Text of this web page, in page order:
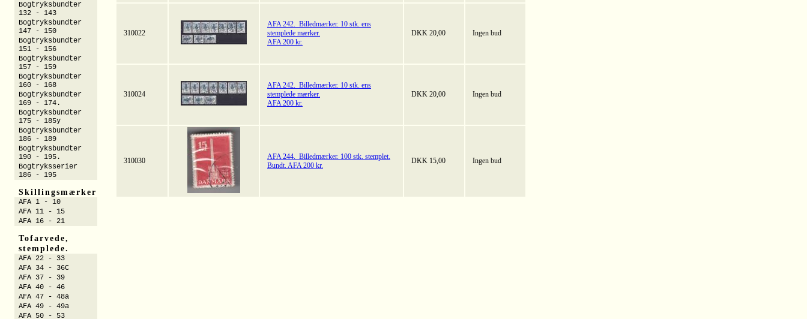
310022
AFA 242. Billedmærker. 10 stk. ens
stemplede mærker.
AFA 200 kr.
DKK 20,00 Ingen bud
310024
AFA 242. Billedmærker. 10 stk. ens
stemplede mærker.
AFA 200 kr.
DKK 20,00 Ingen bud
310030
AFA 244. Billedmærker. 100 stk. stemplet.
Bundt. AFA 200 kr.
DKK 15,00 Ingen bud
Bogtryksbundter
132 - 143
Bogtryksbundter
147 - 150
Bogtryksbundter
151 - 156
Bogtryksbundter
157 - 159
Bogtryksbundter
160 - 168
Bogtryksbundter
169 - 174.
Bogtryksbundter
175 - 185y
Bogtryksbundter
186 - 189
Bogtryksbundter
190 - 195.
Bogtryksserier
186 - 195
Skillingsmærker
AFA 1 - 10
AFA 11 - 15
AFA 16 - 21
Tofarvede,
stemplede.
AFA 22 - 33
AFA 34 - 36C
AFA 37 - 39
AFA 40 - 46
AFA 47 - 48a
AFA 49 - 49a
AFA 50 - 53